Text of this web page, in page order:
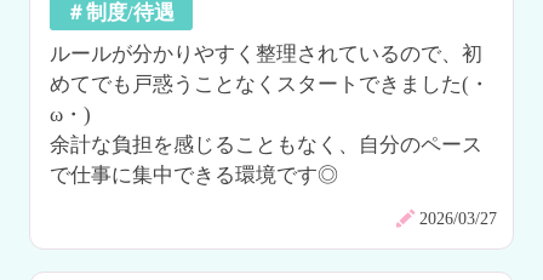
＃制度/待遇
ルールが分かりやすく整理されているので、初
めてでも戸惑うことなくスタートできました(・
ω・)
余計な負担を感じることもなく、自分のペース
で仕事に集中できる環境です◎
2026/03/27